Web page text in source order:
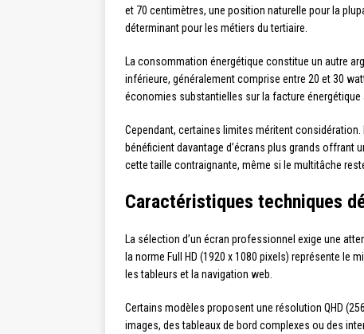
et 70 centimètres, une position naturelle pour la
déterminant pour les métiers du tertiaire.
La consommation énergétique constitue un autre
inférieure, généralement comprise entre 20 et 30
économies substantielles sur la facture énergétique
Cependant, certaines limites méritent
bénéficient davantage d’écrans plus grands offrant
cette taille contraignante, même si le multitâche
Caractéristiques techniques
La sélection d’un écran professionnel exige une
la norme Full HD (1920 x 1080 pixels) représente
les tableurs et la navigation web.
Certains modèles proposent une résolution QHD
images, des tableaux de bord complexes ou des